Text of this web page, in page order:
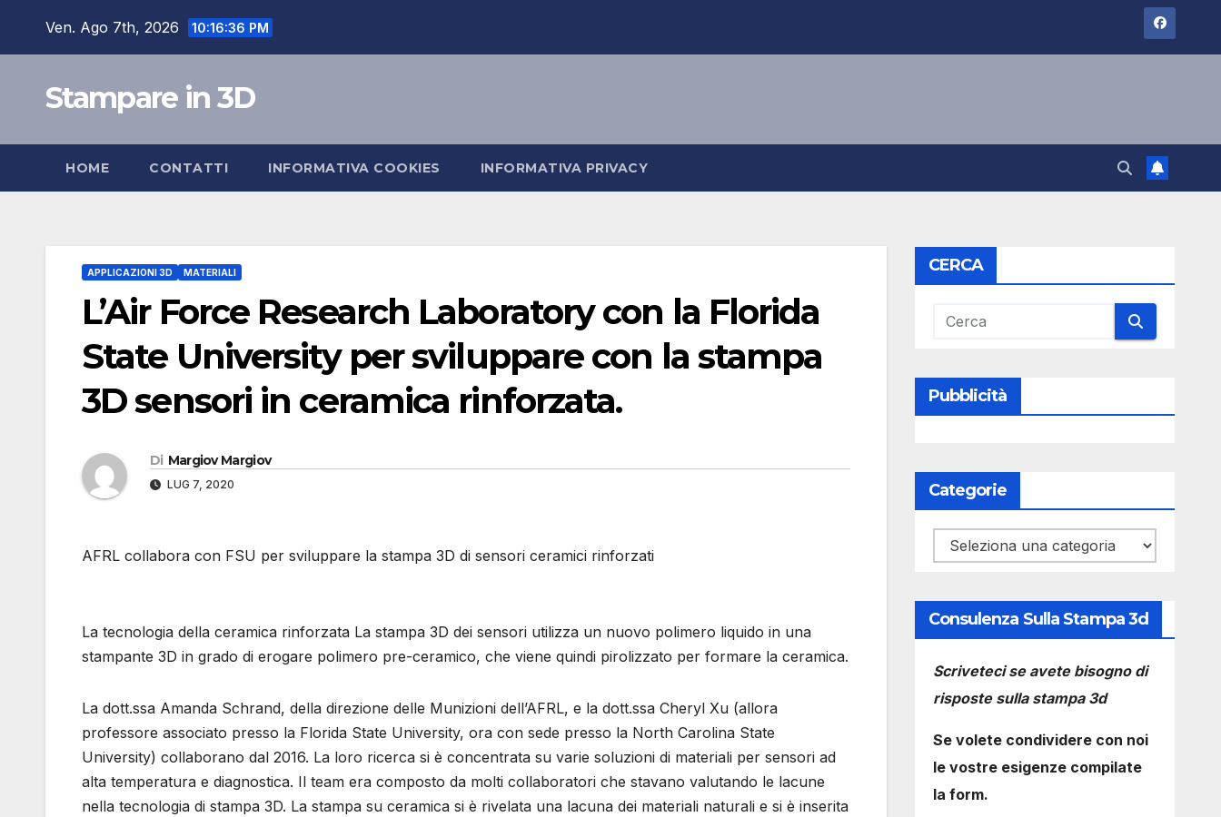
Ven. Ago 7th, 2026 10:16:37 PM
Stampare in 3D
HOME CONTATTI INFORMATIVA COOKIES INFORMATIVA PRIVACY
APPLICAZIONI 3D MATERIALI
L’Air Force Research Laboratory con la Florida
State University per sviluppare con la stampa
3D sensori in ceramica rinforzata.
Di Margiov Margiov
LUG 7, 2020
AFRL collabora con FSU per sviluppare la stampa 3D di sensori ceramici rinforzati
La tecnologia della ceramica rinforzata La stampa 3D dei sensori utilizza un nuovo polimero liquido in una
stampante 3D in grado di erogare polimero pre-ceramico, che viene quindi pirolizzato per formare la ceramica.
La dott.ssa Amanda Schrand, della direzione delle Munizioni dell’AFRL, e la dott.ssa Cheryl Xu (allora
professore associato presso la Florida State University, ora con sede presso la North Carolina State
University) collaborano dal 2016. La loro ricerca si è concentrata su varie soluzioni di materiali per sensori ad
alta temperatura e diagnostica. Il team era composto da molti collaboratori che stavano valutando le lacune
nella tecnologia di stampa 3D. La stampa su ceramica si è rivelata una lacuna dei materiali naturali e si è inserita
CERCA
Pubblicità
Categorie
Categorie
Consulenza Sulla Stampa 3d
Scriveteci se avete bisogno di
risposte sulla stampa 3d
Se volete condividere con noi
le vostre esigenze compilate
la form.